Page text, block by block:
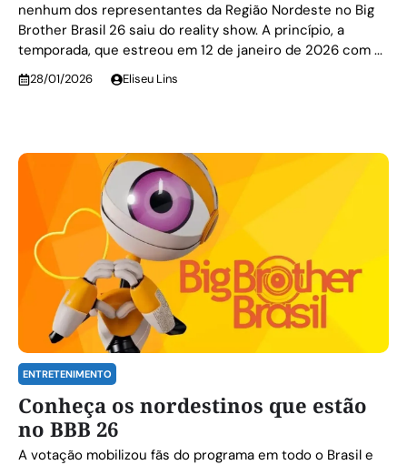
nenhum dos representantes da Região Nordeste no Big
Brother Brasil 26 saiu do reality show. A princípio, a
temporada, que estreou em 12 de janeiro de 2026 com ...
28/01/2026 Eliseu Lins
ENTRETENIMENTO
Conheça os nordestinos que estão
no BBB 26
A votação mobilizou fãs do programa em todo o Brasil e